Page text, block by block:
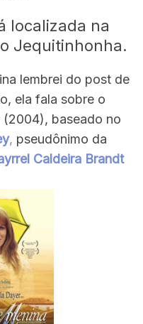
localizada na
Jequitinhonha.
lembrei do post de
ela fala sobre o
(2004), baseado no
, pseudônimo da
Caldeira Brandt